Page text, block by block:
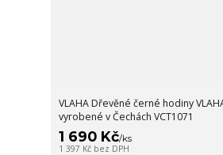
VLAHA Dřevěné černé hodiny
vyrobené v Čechách VCT1071
1 690 Kč/ks
1 397 Kč bez DPH